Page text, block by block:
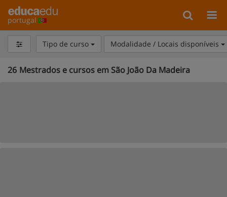
portugal
Tipo de curso Modalidade / Locais disponíveis
26 Mestrados e cursos em São João Da Madeira